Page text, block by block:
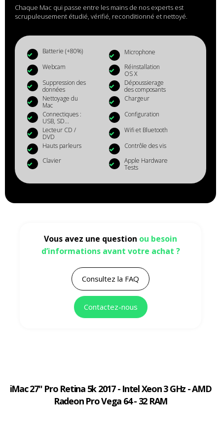
Chaque Mac qui passe entre les mains de nos experts est
scrupuleusement étudié, vérifié, reconditionné et nettoyé.
Batterie (+80%)
Microphone
Webcam
Réinstallation
OS X
Suppression des
données
Dépoussierage
des composants
Nettoyage du
Mac
Chargeur
Connectiques :
USB, SD...
Configuration
Lecteur CD /
DVD
Wifi et Bluetooth
Hauts parleurs
Contrôle des vis
Clavier
Apple Hardware
Tests
Vous avez une question ou besoin
d’informations avant votre achat ?
Consultez la FAQ
Contactez-nous
iMac 27" Pro Retina 5k 2017 - Intel Xeon 3 GHz - AMD
Radeon Pro Vega 64 - 32 RAM